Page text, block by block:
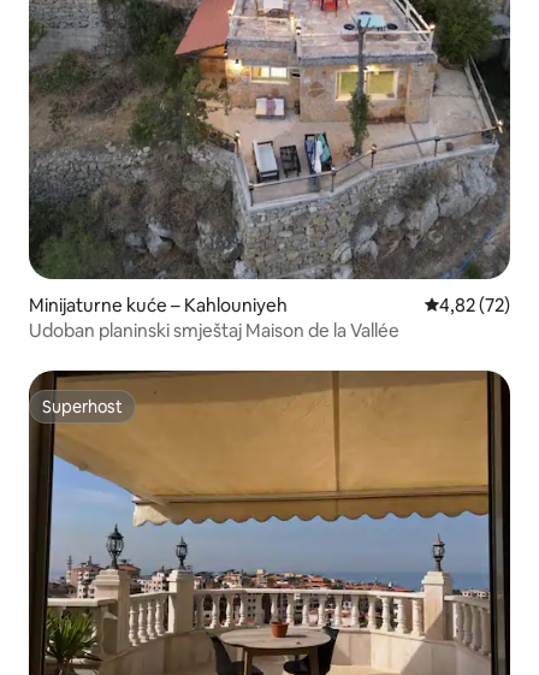
Minijaturne kuće – Kahlouniyeh Prosječna
4,82 (72)
Udoban planinski smještaj Maison de la Vallée
Superhost
Superhost